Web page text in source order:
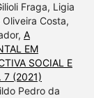
Fraga, Ligia
Costa,
A
EM
SOCIAL E
7 (2021)
Pedro da